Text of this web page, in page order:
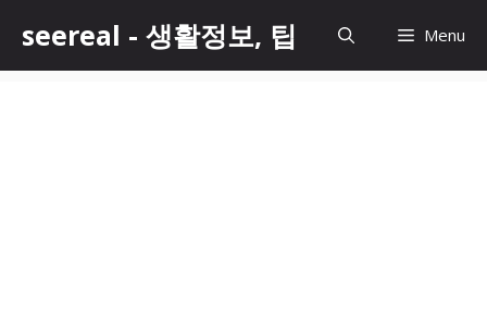
content
seereal - 생활정보, 팁 Menu